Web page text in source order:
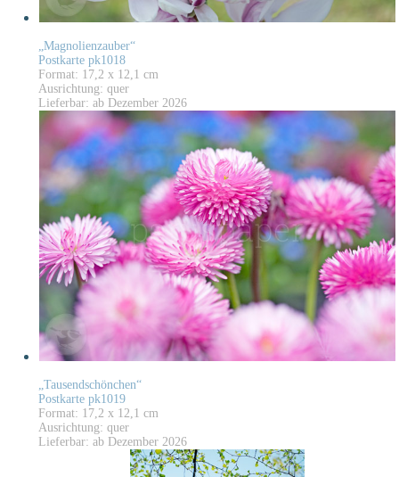
„Magnolienzauber“
Postkarte pk1018
Format: 17,2 x 12,1 cm
Ausrichtung: quer
Lieferbar: ab Dezember 2026
„Tausendschönchen“
Postkarte pk1019
Format: 17,2 x 12,1 cm
Ausrichtung: quer
Lieferbar: ab Dezember 2026